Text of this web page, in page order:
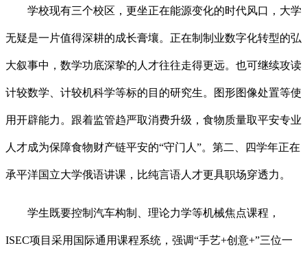
学校现有三个校区，更坐正在能源变化的时代风口，大学
无疑是一片值得深耕的成长膏壤。正在制制业数字化转型的弘
大叙事中，数学功底深挚的人才往往走得更远。也可继续攻读
计较数学、计较机科学等标的目的研究生。图形图像处置等使
用开辟能力。跟着监管趋严取消费升级，食物质量取平安专业
人才成为保障食物财产链平安的“守门人”。第二、四学年正在
承平洋国立大学俄语讲课，比纯言语人才更具职场穿透力。
学生既要控制汽车构制、理论力学等机械焦点课程，
ISEC项目采用国际通用课程系统，强调“手艺+创意+”三位一